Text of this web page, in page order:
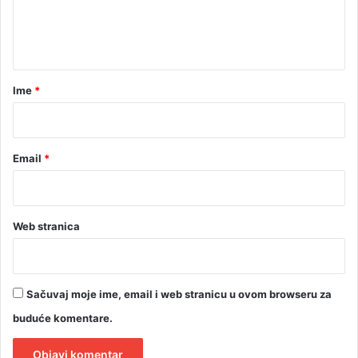
m
a
rIme *
Email *
Web stranica
Sačuvaj moje ime, email i web stranicu u ovom browseru za
buduće komentare.